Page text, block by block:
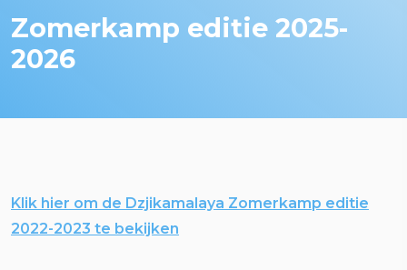
Zomerkamp editie 2025-
2026
Klik hier om de Dzjikamalaya Zomerkamp editie
2022-2023 te bekijken